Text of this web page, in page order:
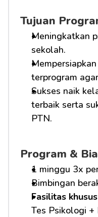
Tujuan
Meningkatkan
sekolah.
terprogram
Sukses naik
terbaik serta
PTN.
Program &
1 minggu 3x
Bimbingan
Fasilitas
Tes Psikologi +